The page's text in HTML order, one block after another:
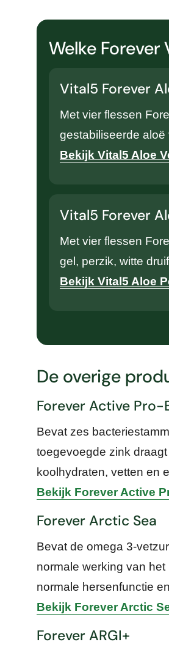
Welke
Vital5 Forever
Met vier flessen
gestabiliseerde aloë
Bekijk Vital5 Aloe
Vital5 Forever
Met vier flessen
gel, perzik, witte
Bekijk Vital5 Aloe
De overige
Forever Active Pro-
Bevat zes
toegevoegde zink
koolhydraten, vetten en
Bekijk Forever Active
Forever Arctic Sea
Bevat de omega 3-
normale werking van
normale hersenfunctie
Bekijk Forever Arctic
Forever ARGI+